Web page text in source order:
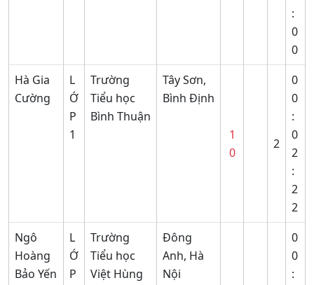
:
0
0
Hà Gia
Cường
L
Ớ
P
1
Trường
Tiểu học
Bình Thuận
Tây Sơn,
Bình Định
1
0
2
0
0
:
0
2
:
2
2
Ngô
Hoàng
Bảo Yến
L
Ớ
P
Trường
Tiểu học
Việt Hùng
Đông
Anh, Hà
Nội
0
0
: